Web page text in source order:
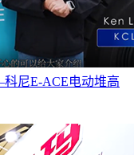
尼E-ACE电动堆高